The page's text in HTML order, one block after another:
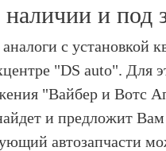
и под
с
"DS auto". Для
"Вайбер и Вотс
и предложит
автозапчасти